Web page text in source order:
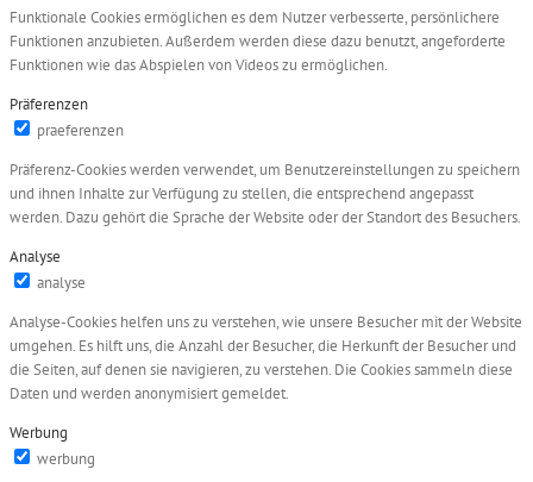
Funktionale Cookies ermöglichen es dem Nutzer verbesserte, persönlichere
Funktionen anzubieten. Außerdem werden diese dazu benutzt, angeforderte
Funktionen wie das Abspielen von Videos zu ermöglichen.
Präferenzen
praeferenzen
Präferenz-Cookies werden verwendet, um Benutzereinstellungen zu speichern
und ihnen Inhalte zur Verfügung zu stellen, die entsprechend angepasst
werden. Dazu gehört die Sprache der Website oder der Standort des Besuchers.
Analyse
analyse
Analyse-Cookies helfen uns zu verstehen, wie unsere Besucher mit der Website
umgehen. Es hilft uns, die Anzahl der Besucher, die Herkunft der Besucher und
die Seiten, auf denen sie navigieren, zu verstehen. Die Cookies sammeln diese
Daten und werden anonymisiert gemeldet.
Werbung
werbung